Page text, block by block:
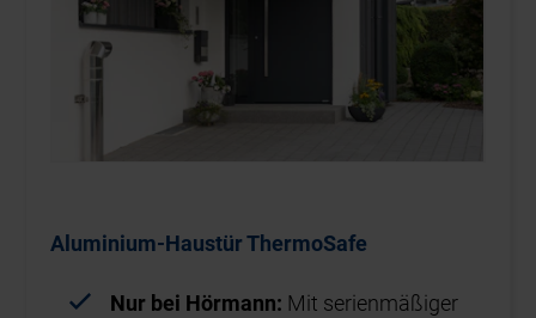
Aluminium-Haustür ThermoSafe
Nur bei Hörmann: Mit serienmäßiger